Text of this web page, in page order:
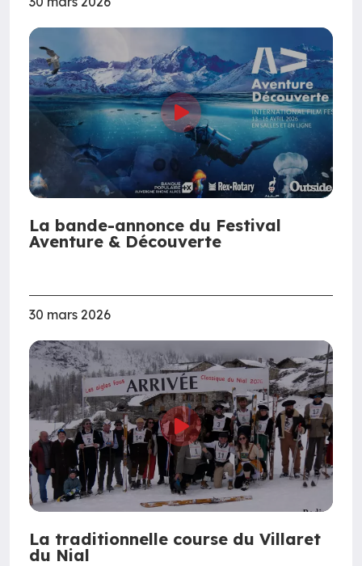
La bande-annonce du Festival
Aventure & Découverte
30 mars 2026
La traditionnelle course du Villaret
du Nial